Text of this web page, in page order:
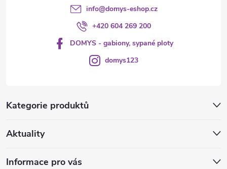
Kategorie produktů
Aktuality
Informace pro vás
info@domys-eshop.cz
+420 604 269 200
DOMYS - gabiony, sypané ploty
domys123